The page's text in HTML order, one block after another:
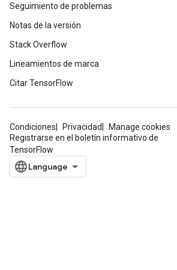
Seguimiento de problemas
Notas de la versión
Stack Overflow
Lineamientos de marca
Citar TensorFlow
Condiciones Privacidad
Manage cookies
Registrarse en el boletín informativo de
TensorFlow